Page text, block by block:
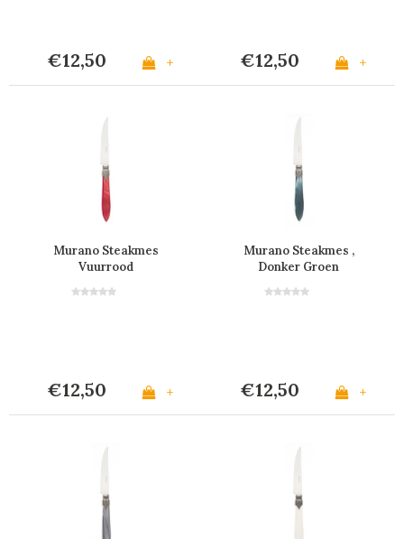
€12,50 + €12,50 +
Murano Steakmes
Vuurrood
€12,50 +
Murano Steakmes ,
Donker Groen
€12,50 +